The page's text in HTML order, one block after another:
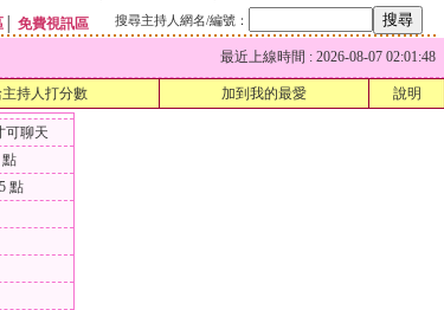
免費視訊區 搜尋主持人網名/編號：
最近上線時間 : 2026-08-07 02:01:48
持人打分數 加到我的最愛 說明
可聊天
點
點